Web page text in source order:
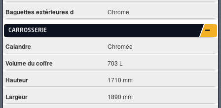
Baguettes extérieures d Chrome
CARROSSERIE
Calandre Chromée
Volume du coffre 703 L
Hauteur 1710 mm
Largeur 1890 mm